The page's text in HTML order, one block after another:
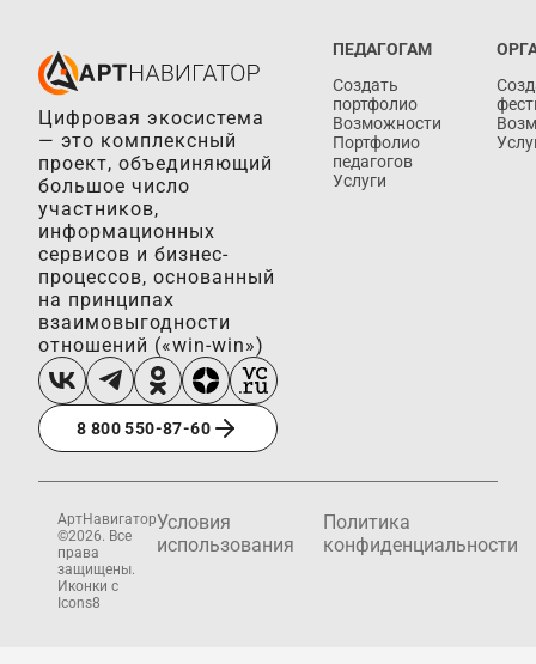
Цифровая экосистема
— это комплексный
проект, объединяющий
большое число
участников,
информационных
сервисов и бизнес-
процессов, основанный
на принципах
взаимовыгодности
отношений («win-win»)
8 800 550-87-60
ПЕДАГОГАМ
Создать
портфолио
Возможности
Портфолио
педагогов
Услуги
АртНавигатор
©2026. Все
права
защищены.
Иконки с
Icons8
Условия
использования
Политика
конфиденциальности